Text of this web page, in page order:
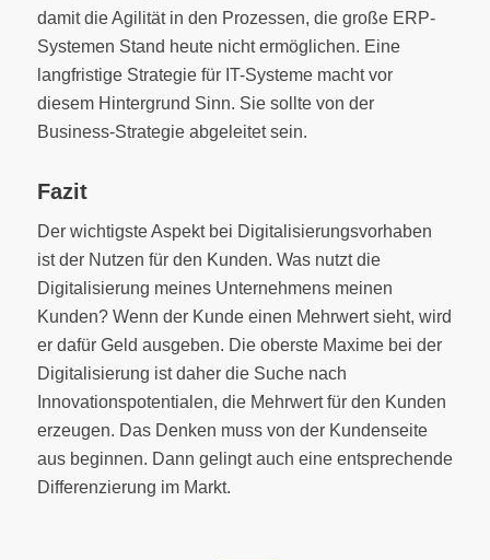
damit die Agilität in den Prozessen, die große ERP-
Systemen Stand heute nicht ermöglichen. Eine
langfristige Strategie für IT-Systeme macht vor
diesem Hintergrund Sinn. Sie sollte von der
Business-Strategie abgeleitet sein.
Fazit
Der wichtigste Aspekt bei Digitalisierungsvorhaben
ist der Nutzen für den Kunden. Was nutzt die
Digitalisierung meines Unternehmens meinen
Kunden? Wenn der Kunde einen Mehrwert sieht, wird
er dafür Geld ausgeben. Die oberste Maxime bei der
Digitalisierung ist daher die Suche nach
Innovationspotentialen, die Mehrwert für den Kunden
erzeugen. Das Denken muss von der Kundenseite
aus beginnen. Dann gelingt auch eine entsprechende
Differenzierung im Markt.